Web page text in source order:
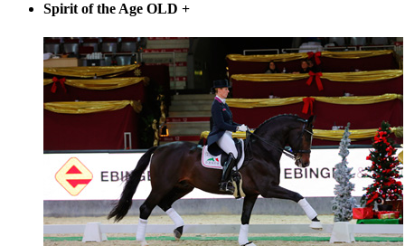
Spirit of the Age OLD +